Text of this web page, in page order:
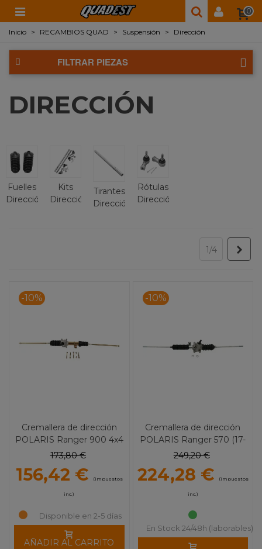
0
Inicio > RECAMBIOS QUAD > Suspensión > Dirección
FILTRAR PIEZAS
DIRECCIÓN
Fuelles
Dirección
Kits
Dirección
Tirantes
Dirección
Rótulas
Dirección
1/4
-10%
Cremallera de dirección
POLARIS Ranger 900 4x4
(11-14) 1072
173,80 €
156,42 € (impuestos
inc.)
Disponible en 2-5 días
AÑADIR AL CARRITO
-10%
Cremallera de dirección
POLARIS Ranger 570 (17-
22) 1190
249,20 €
224,28 € (impuestos
inc.)
En Stock 24/48h (laborables)